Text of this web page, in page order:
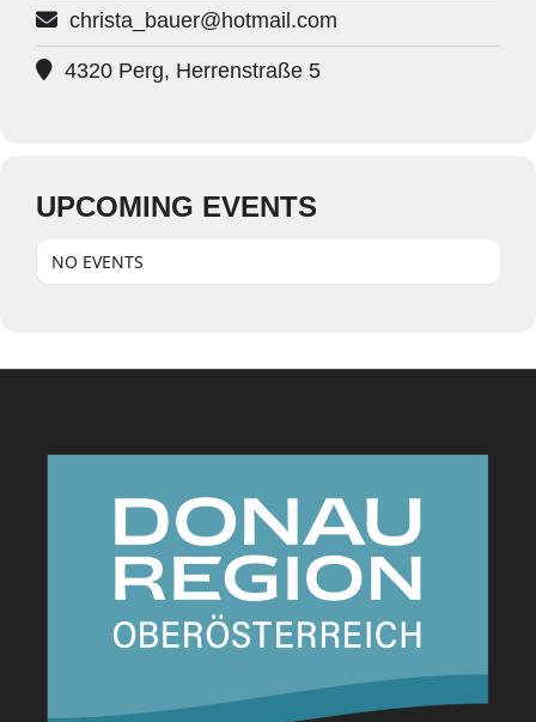
christa_bauer@hotmail.com
4320 Perg, Herrenstraße 5
UPCOMING EVENTS
NO EVENTS